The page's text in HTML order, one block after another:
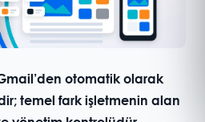
otomatik olarak
temel fark işletmenin alan